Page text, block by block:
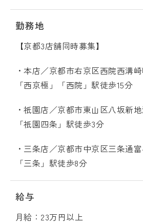
勤務地
【京都3店舗同時募集】
・本店／京都市右京区西院西溝崎
「西京極」「西院」駅徒歩15分
・祇園店／京都市東山区八坂新
「祇園四条」駅徒歩3分
・三条店／京都市中京区三条通
「三条」駅徒歩8分
給与
月給：23万円以上